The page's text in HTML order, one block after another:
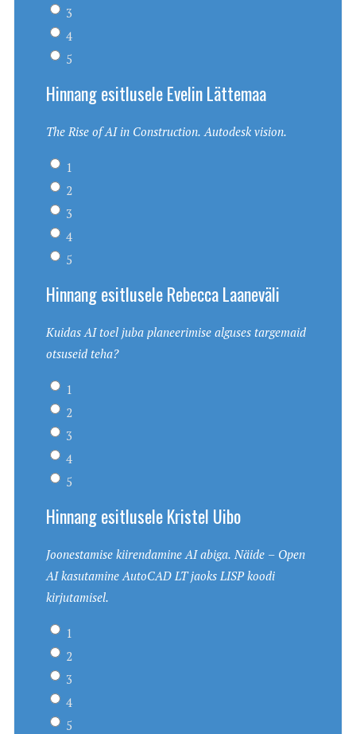
3
4
5
Hinnang esitlusele Evelin Lättemaa
The Rise of AI in Construction. Autodesk vision.
1
2
3
4
5
Hinnang esitlusele Rebecca Laaneväli
Kuidas AI toel juba planeerimise alguses targemaid
otsuseid teha?
1
2
3
4
5
Hinnang esitlusele Kristel Uibo
Joonestamise kiirendamine AI abiga. Näide – Open
AI kasutamine AutoCAD LT jaoks LISP koodi
kirjutamisel.
1
2
3
4
5